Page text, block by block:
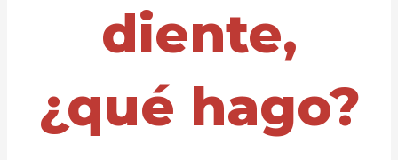
diente,
¿qué hago?